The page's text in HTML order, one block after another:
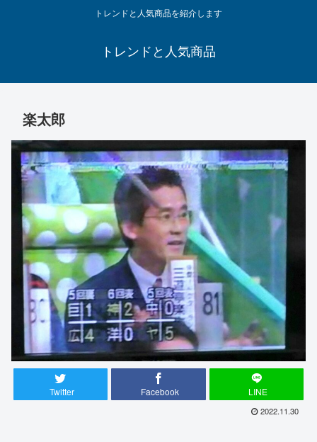
トレンドと人気商品を紹介します
トレンドと人気商品
楽太郎
Twitter Facebook LINE
2022.11.30